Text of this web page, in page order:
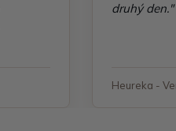
druhý den."
Heureka -